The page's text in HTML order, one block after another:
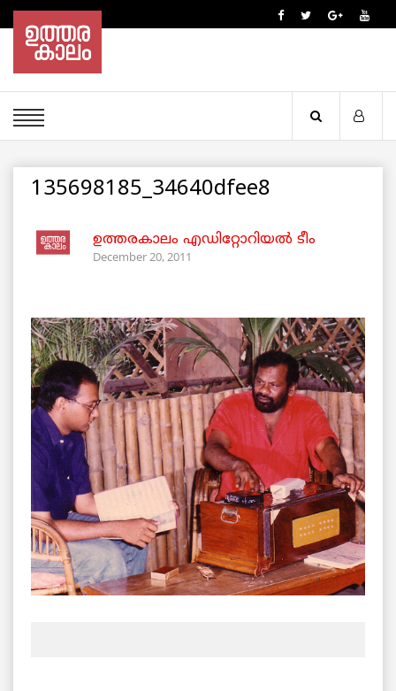
135698185_34640dfee8
ഉത്തരകാലം എഡിറ്റോറിയല്‍ ടീം
December 20, 2011